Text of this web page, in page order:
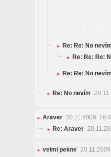
Re: Re: No nevím
Re: Re: Re:
Re: Re: No nevím
Re: No nevím
Araver 20.11.2009
Re: Araver
velmi pekne